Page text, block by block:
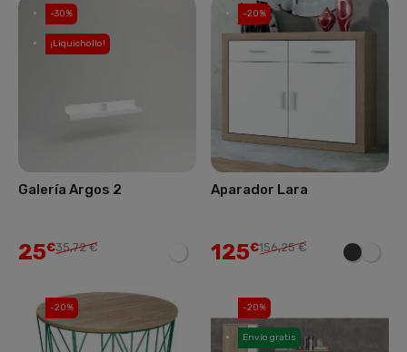
Galería Argos 2
25€35,72 €
-30%
¡Liquichollo!
Aparador Lara
125€156,25 €
-20%
-20% -20%
Envío gratis